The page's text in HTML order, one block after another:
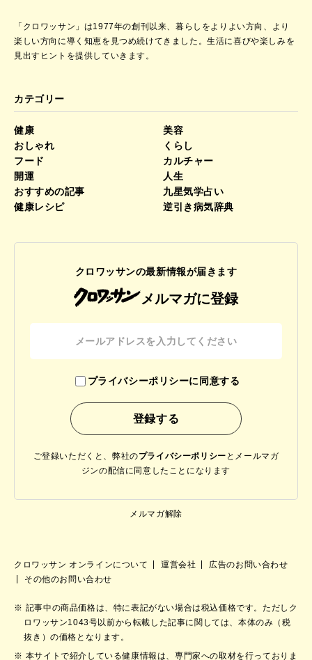
「クロワッサン」は1977年の創刊以来、暮らしをよりよい方向、より
楽しい方向に導く知恵を見つめ続けてきました。生活に喜びや楽しみを
見出すヒントを提供していきます。
カテゴリー
健康
美容
おしゃれ
くらし
フード
カルチャー
開運
人生
おすすめの記事
九星気学占い
健康レシピ
逆引き病気辞典
クロワッサンの最新情報が届きます
メルマガに登録
プライバシーポリシーに同意する
ご登録いただくと、弊社のプライバシーポリシー と メールマガ
ジンの配信に同意したことになります
メルマガ解除
クロワッサン オンラインについて 運営会社
広告のお問い合わせ
その他のお問い合わせ
記事中の商品価格は、特に表記がない場合は税込価格です。ただしク
ロワッサン1043号以前から転載した記事に関しては、本体のみ（税
抜き）の価格となります。
本サイトで紹介している健康情報は、専門家への取材を行っておりま